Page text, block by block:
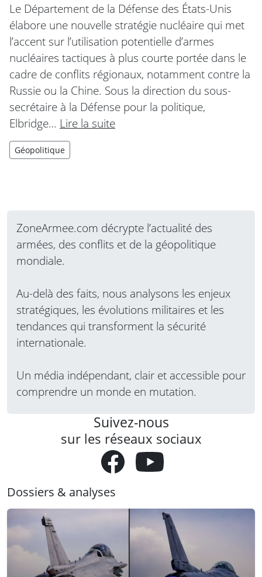
Le Département de la Défense des États-Unis
élabore une nouvelle stratégie nucléaire qui met
l’accent sur l’utilisation potentielle d’armes
nucléaires tactiques à plus courte portée dans le
cadre de conflits régionaux, notamment contre la
Russie ou la Chine. Sous la direction du sous-
secrétaire à la Défense pour la politique,
Elbridge… Lire la suite
Géopolitique
ZoneArmee.com décrypte l’actualité des
armées, des conflits et de la géopolitique
mondiale.
Au-delà des faits, nous analysons les enjeux
stratégiques, les évolutions militaires et les
tendances qui transforment la sécurité
internationale.
Un média indépendant, clair et accessible pour
comprendre un monde en mutation.
Suivez-nous
sur les réseaux sociaux
Dossiers & analyses